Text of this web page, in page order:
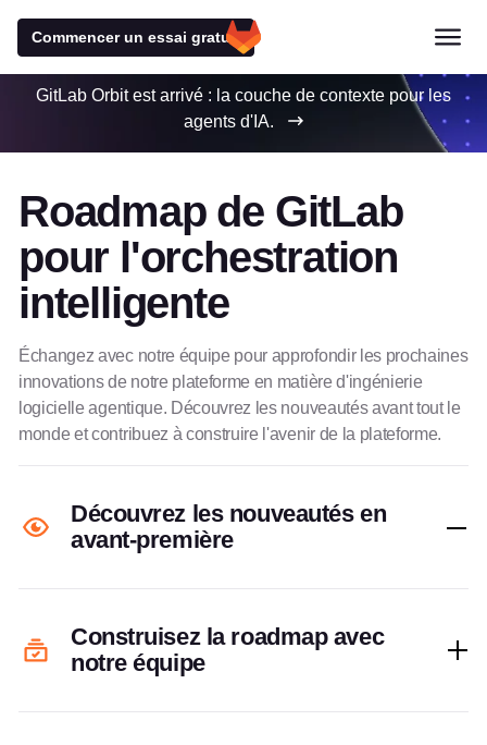
Commencer un essai gratuit
GitLab Orbit est arrivé : la couche de contexte pour les
agents d'IA.
Roadmap de GitLab
pour l'orchestration
intelligente
Échangez avec notre équipe pour approfondir les prochaines
innovations de notre plateforme en matière d'ingénierie
logicielle agentique. Découvrez les nouveautés avant tout le
monde et contribuez à construire l'avenir de la plateforme.
Découvrez les nouveautés en
avant-première
Construisez la roadmap avec
notre équipe